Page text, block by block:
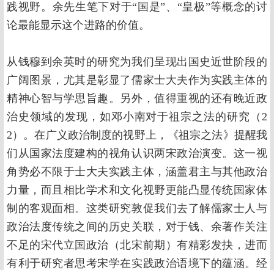
践视野。余先生笔下对于“国是”、“皇极”等概念的讨
论最能显示这个进路的价值。
从钱穆到余英时的研究为我们呈现出国史近世阶段的
广阔图景，尤其是彰显了儒家士大夫作为实践主体的
精神心智与学思旨趣。另外，值得重视的还有晚近政
治史领域的发现，如邓小南对于祖宗之法的研究（2
2）。在广义政治制度的视野上，《祖宗之法》提醒我
们从国家法度建构的视角认识两宋政治演变。这一视
角势必不限于士大夫实践主体，涵盖君主与其他政治
力量，而且相比学术和文化视野更能凸显传统国家体
制的客观面相。这类研究敦促我们去了解儒家士人与
政治法度传统之间的历史关联，对于钱、余著作关注
不足的宋代立国政治（北宋前期）有精彩发抉，进而
有利于研究者思考宋学在实践政治语境下的蕴涵。经